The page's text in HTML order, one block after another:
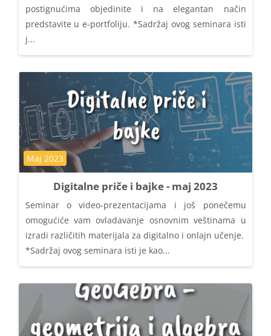
postignućima objedinite i na elegantan način
predstavite u e-portfoliju. *Sadržaj ovog seminara isti
j...
Digitalne priče i bajke - maj 2023
Kategorija kursa
Maj 2023
Seminar o video-prezentacijama i još ponečemu
omogućiće vam ovladavanje osnovnim veštinama u
izradi različitih materijala za digitalno i onlajn učenje.
*Sadržaj ovog seminara isti je kao...